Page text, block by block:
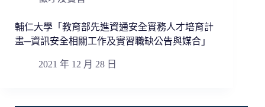
輔仁大學「教育部先進資通安全實務人才培育計
畫─資訊安全相關工作及實習職缺公告與媒合」
2021 年 12 月 28 日